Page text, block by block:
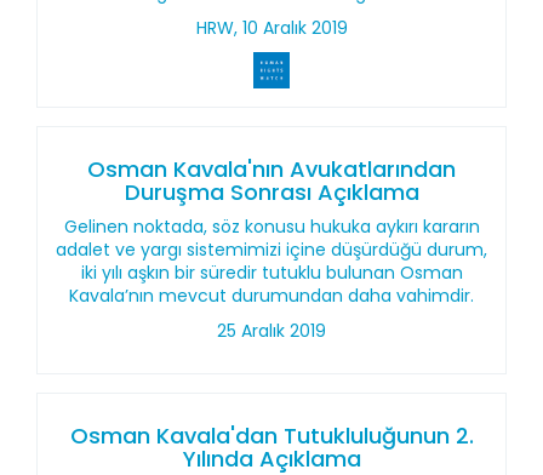
HRW, 10 Aralık 2019
Osman Kavala'nın Avukatlarından
Duruşma Sonrası Açıklama
Gelinen noktada, söz konusu hukuka aykırı kararın
adalet ve yargı sistemimizi içine düşürdüğü durum,
iki yılı aşkın bir süredir tutuklu bulunan Osman
Kavala’nın mevcut durumundan daha vahimdir.
25 Aralık 2019
Osman Kavala'dan Tutukluluğunun 2.
Yılında Açıklama